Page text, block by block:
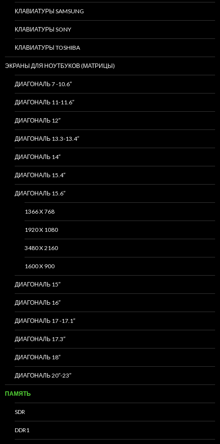
КЛАВИАТУРЫ SAMSUNG
КЛАВИАТУРЫ SONY
КЛАВИАТУРЫ TOSHIBA
ЭКРАНЫ ДЛЯ НОУТБУКОВ (МАТРИЦЫ)
ДИАГОНАЛЬ 7 -10.6″
ДИАГОНАЛЬ 11-11.6″
ДИАГОНАЛЬ 12″
ДИАГОНАЛЬ 13.3-13.4″
ДИАГОНАЛЬ 14″
ДИАГОНАЛЬ 15.4″
ДИАГОНАЛЬ 15.6″
1366 X 768
1920 X 1080
3480 X 2160
1600 X 900
ДИАГОНАЛЬ 15″
ДИАГОНАЛЬ 16″
ДИАГОНАЛЬ 17 -17.1″
ДИАГОНАЛЬ 17.3″
ДИАГОНАЛЬ 18″
ДИАГОНАЛЬ 20″-23″
ПАМЯТЬ
SDR
DDR1